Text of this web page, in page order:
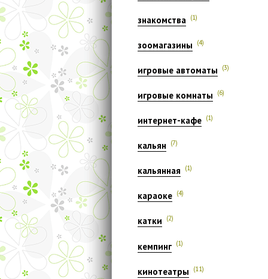
знакомства (1)
зоомагазины (4)
игровые автоматы (3)
игровые комнаты (6)
интернет-кафе (1)
кальян (7)
кальянная (1)
караоке (4)
катки (2)
кемпинг (1)
кинотеатры (11)